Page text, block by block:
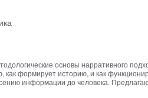
основы нарративного
формирует историю, и как
информации до человека.